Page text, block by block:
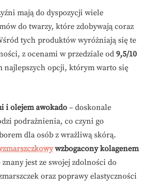
mają do dyspozycji wiele
do twarzy, które zdobywają coraz
tych produktów wyróżniają się te
z ocenami w przedziale od 9,5/10
najlepszych opcji, którym warto się
i olejem awokado – doskonale
podrażnienia, co czyni go
dla osób z wrażliwą skórą.
wzbogacony kolagenem
znany jest ze swojej zdolności do
oraz poprawy elastyczności